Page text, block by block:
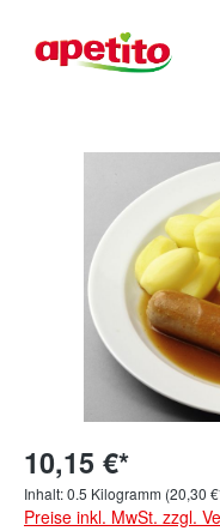
10,15 €*
Inhalt:0.5 Kilogramm (20,30
Preise inkl. MwSt. zzgl.